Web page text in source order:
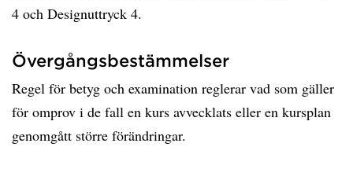
4 och Designuttryck 4.
Övergångsbestämmelser
Regel för betyg och examination reglerar vad som gäller
för omprov i de fall en kurs avvecklats eller en kursplan
genomgått större förändringar.